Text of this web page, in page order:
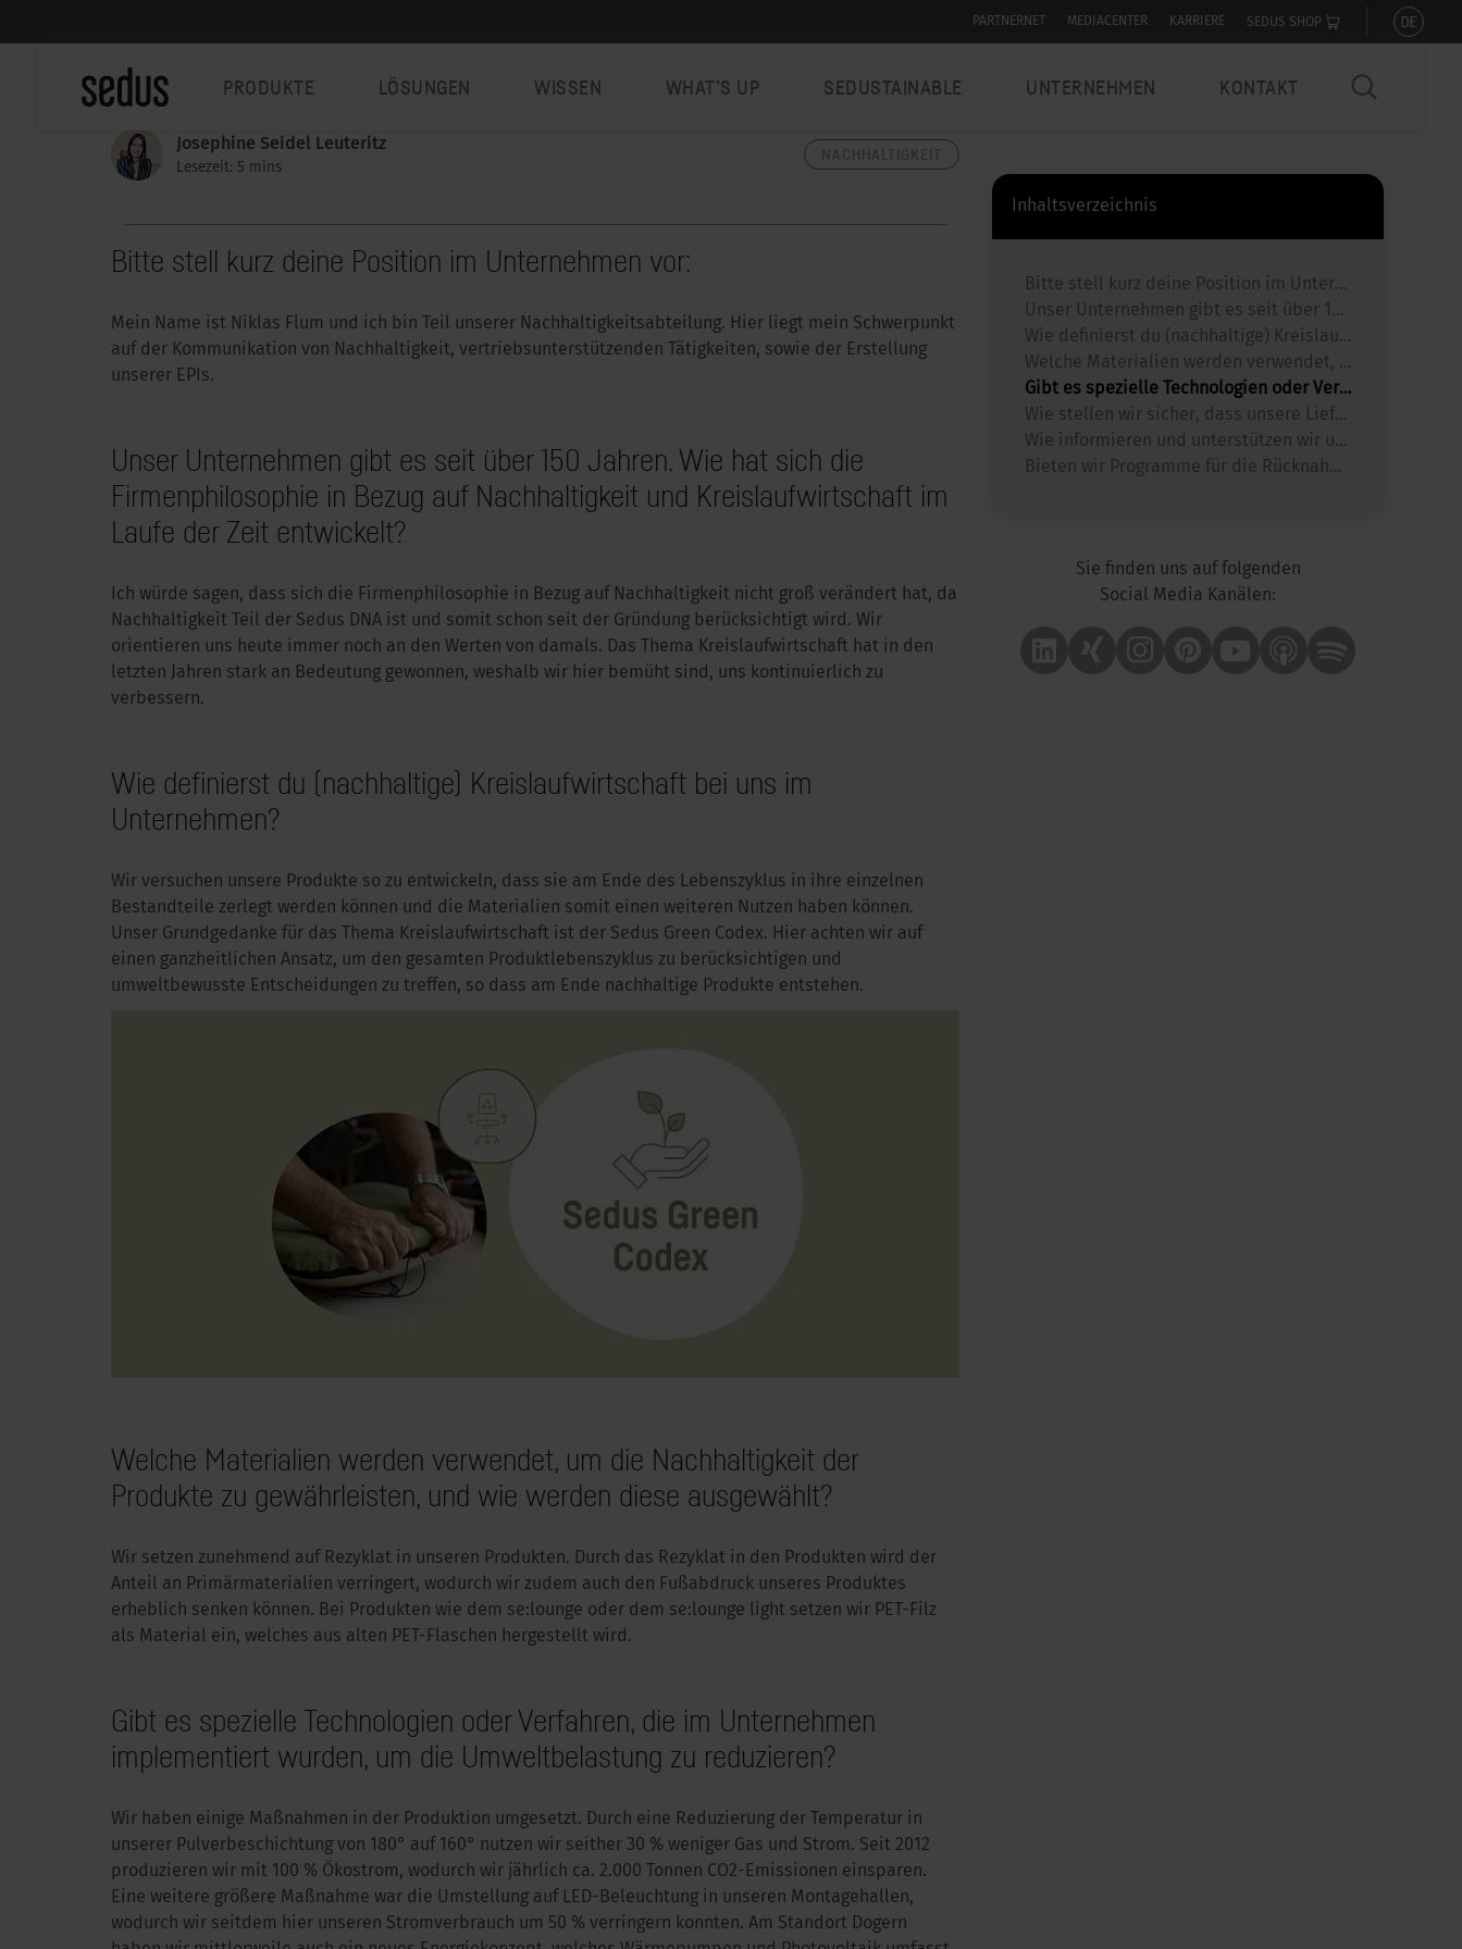
PARTNERNET MEDIACENTER KARRIERE SEDUS SHOP DE
PRODUKTE LÖSUNGEN WISSEN WHAT’S UP SEDUSTAINABLE UNTERNEHMEN KONTAKT
Josephine Seidel Leuteritz
Lesezeit: 5 mins
Bitte stell kurz deine Position im Unternehmen vor:
Mein Name ist Niklas Flum und ich bin Teil unserer Nachhaltigkeitsabteilung. Hier liegt mein Schwerpunkt
auf der Kommunikation von Nachhaltigkeit, vertriebsunterstützenden Tätigkeiten, sowie der Erstellung
unserer EPIs.
Unser Unternehmen gibt es seit über 150 Jahren. Wie hat sich die
Firmenphilosophie in Bezug auf Nachhaltigkeit und Kreislaufwirtschaft im
Laufe der Zeit entwickelt?
Ich würde sagen, dass sich die Firmenphilosophie in Bezug auf Nachhaltigkeit nicht groß verändert hat, da
Nachhaltigkeit Teil der Sedus DNA ist und somit schon seit der Gründung berücksichtigt wird. Wir
orientieren uns heute immer noch an den Werten von damals. Das Thema Kreislaufwirtschaft hat in den
letzten Jahren stark an Bedeutung gewonnen, weshalb wir hier bemüht sind, uns kontinuierlich zu
verbessern.
Wie definierst du (nachhaltige) Kreislaufwirtschaft bei uns im
Unternehmen?
Wir versuchen unsere Produkte so zu entwickeln, dass sie am Ende des Lebenszyklus in ihre einzelnen
Bestandteile zerlegt werden können und die Materialien somit einen weiteren Nutzen haben können.
Unser Grundgedanke für das Thema Kreislaufwirtschaft ist der Sedus Green Codex. Hier achten wir auf
einen ganzheitlichen Ansatz, um den gesamten Produktlebenszyklus zu berücksichtigen und
umweltbewusste Entscheidungen zu treffen, so dass am Ende nachhaltige Produkte entstehen.
Welche Materialien werden verwendet, um die Nachhaltigkeit der
Produkte zu gewährleisten, und wie werden diese ausgewählt?
Wir setzen zunehmend auf Rezyklat in unseren Produkten. Durch das Rezyklat in den Produkten wird der
Anteil an Primärmaterialien verringert, wodurch wir zudem auch den Fußabdruck unseres Produktes
erheblich senken können. Bei Produkten wie dem se:lounge oder dem se:lounge light setzen wir PET-Filz
als Material ein, welches aus alten PET-Flaschen hergestellt wird.
Gibt es spezielle Technologien oder Verfahren, die im Unternehmen
implementiert wurden, um die Umweltbelastung zu reduzieren?
Wir haben einige Maßnahmen in der Produktion umgesetzt. Durch eine Reduzierung der Temperatur in
unserer Pulverbeschichtung von 180° auf 160° nutzen wir seither 30 % weniger Gas und Strom. Seit 2012
produzieren wir mit 100 % Ökostrom, wodurch wir jährlich ca. 2.000 Tonnen CO2-Emissionen einsparen.
Eine weitere größere Maßnahme war die Umstellung auf LED-Beleuchtung in unseren Montagehallen,
wodurch wir seitdem hier unseren Stromverbrauch um 50 % verringern konnten. Am Standort Dogern
Inhaltsverzeichnis
Bitte stell kurz deine Position im Unternehmen vor:
Unser Unternehmen gibt es seit über 150 Jahren. Wie hat sich die Firmenphilosophie in Bezug auf Nachhaltigkeit und Kreislaufwirtschaft im Laufe der Zeit entwickelt?
Wie definierst du (nachhaltige) Kreislaufwirtschaft bei uns im Unternehmen?
Welche Materialien werden verwendet, um die Nachhaltigkeit der Produkte zu gewährleisten, und wie werden diese ausgewählt?
Gibt es spezielle Technologien oder Verfahren, die im Unternehmen implementiert wurden, um die Umweltbelastung zu reduzieren?
Wie stellen wir sicher, dass unsere Lieferketten nachhaltig und umweltfreundlich sind?
Wie informieren und unterstützen wir unsere Kunden in Bezug auf die nachhaltige Nutzung und Entsorgung ihrer Produkte?
Bieten wir Programme für die Rücknahme und Wiederverwendung alter Möbel an? Wenn ja, wie funktionieren diese?
Sie finden uns auf folgenden
Social Media Kanälen: